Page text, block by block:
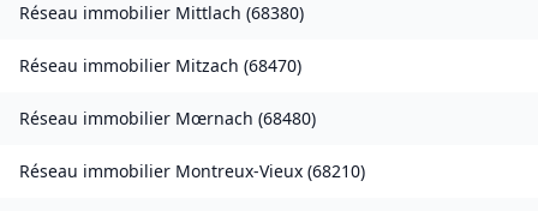
Réseau immobilier Mittlach (68380)
Réseau immobilier Mitzach (68470)
Réseau immobilier Mœrnach (68480)
Réseau immobilier Montreux-Vieux (68210)